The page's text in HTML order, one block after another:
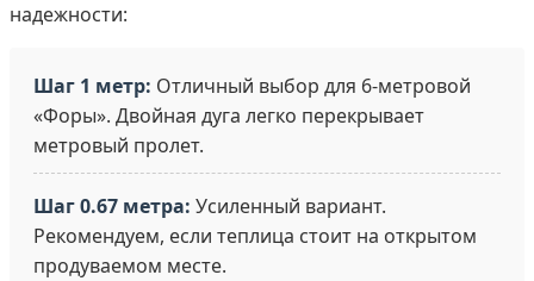
надежности:
Шаг 1 метр: Отличный выбор для 6-метровой
«Форы». Двойная дуга легко перекрывает
метровый пролет.
Шаг 0.67 метра: Усиленный вариант.
Рекомендуем, если теплица стоит на открытом
продуваемом месте.